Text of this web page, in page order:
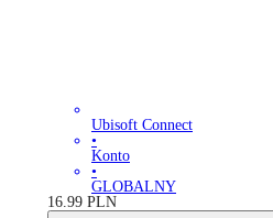
Ubisoft Connect
•
Konto
•
GLOBALNY
16.99 PLN